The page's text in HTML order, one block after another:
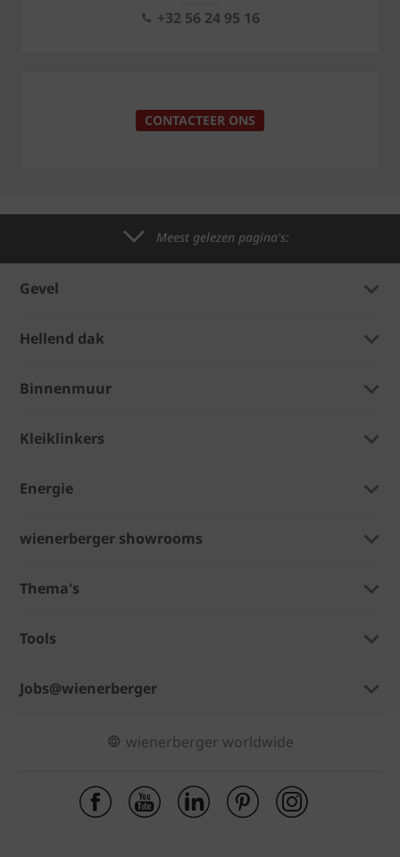
+32 56 24 95 16
CONTACTEER ONS
Meest gelezen pagina's:
Gevel
Hellend dak
Binnenmuur
Kleiklinkers
Energie
wienerberger showrooms
Thema's
Tools
Jobs@wienerberger
wienerberger worldwide